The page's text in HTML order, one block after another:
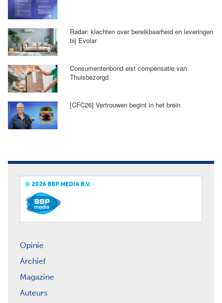
Radar: klachten over bereikbaarheid en leveringen
bij Evolar
Consumentenbond eist compensatie van
Thuisbezorgd
[CFC26] Vertrouwen begint in het brein
© 2026 BBP MEDIA B.V.
Opinie
Archief
Magazine
Auteurs